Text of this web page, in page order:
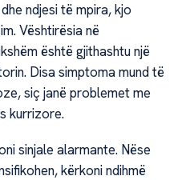
ndjesi të mpira, kjo
Vështirësia në
është gjithashtu një
Disa simptoma mund të
siç janë problemet me
kurrizore.
sinjale alarmante. Nëse
kërkoni ndihmë